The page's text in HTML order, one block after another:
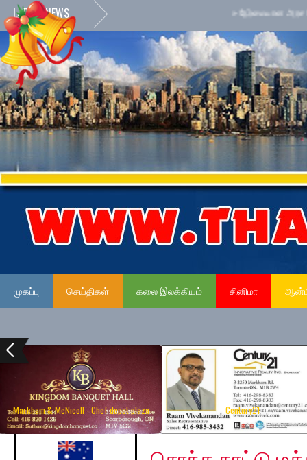
LATEST NEWS நேர்மையான அரச
முகப்பு செய்திகள் கலை இலக்கியம் சினிமா
Markham & McNicoll - Chef depot plaza Century21
Australia (Sydney) Tuesday, December